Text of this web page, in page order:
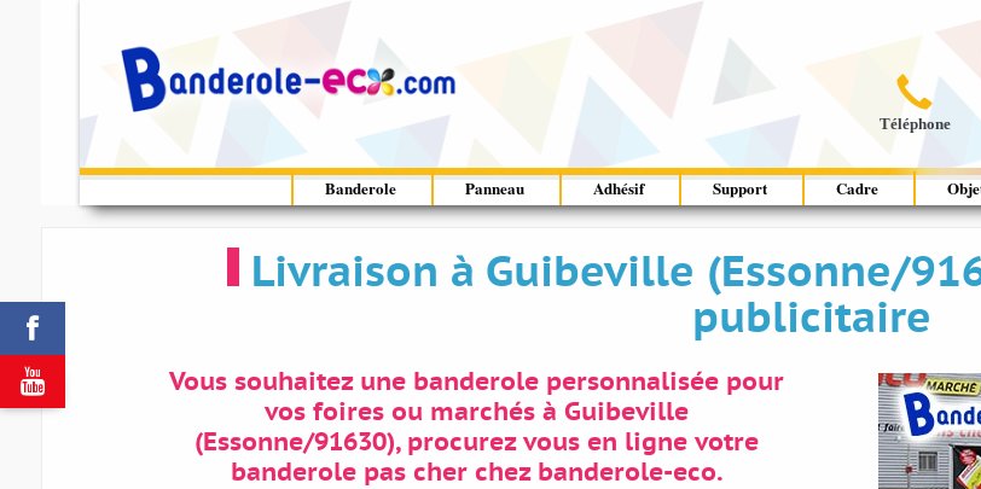



Téléphone
Banderole Panneau Adhésif Support Cadre
Livraison à Guibeville (Essonne/
publicitaire
Vous souhaitez une banderole personnalisée pour
vos foires ou marchés à Guibeville
(Essonne/91630), procurez vous en ligne votre
banderole pas cher chez banderole-eco.